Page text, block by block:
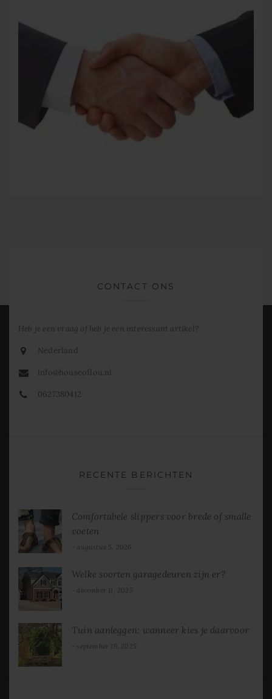
CONTACT ONS
Heb je een vraag of heb je een interessant artikel?
Nederland
info@houseoflou.nl
0627380412
RECENTE BERICHTEN
Comfortabele slippers voor brede of smalle
voeten
augustus 5, 2026
Welke soorten garagedeuren zijn er?
december 11, 2025
Tuin aanleggen: wanneer kies je daarvoor
september 19, 2025